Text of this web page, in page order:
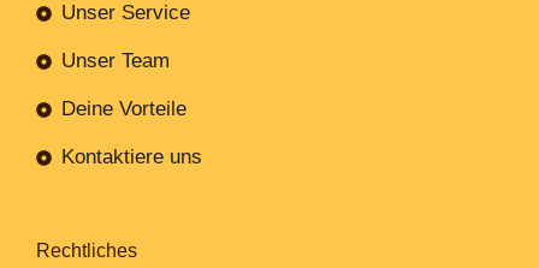
Unser Service
Unser Team
Deine Vorteile
Kontaktiere uns
Rechtliches